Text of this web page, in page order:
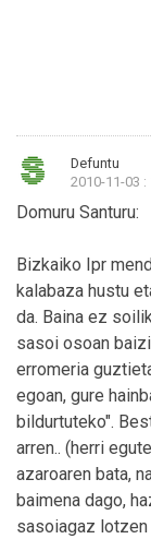
Defuntu
2010-11-03 :
Domuru Santuru:
Bizkaiko Ipr
kalabaza hustu
da. Baina ez
sasoi osoan
erromeria
egoan, gure
bildurtuteko".
arren.. (herri
azaroaren bata,
baimena dago,
sasoiagaz lotzen